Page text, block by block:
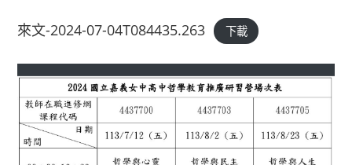
來文-2024-07-04T084435.263 下載